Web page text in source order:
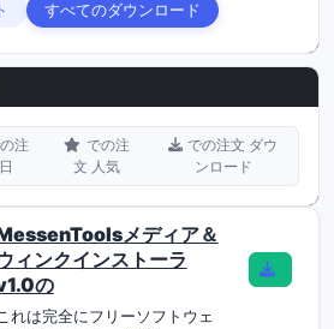
すべてのダウンロード
注
での注
文 人気
での注文 ダウ
ンロード
メディア＆
ィンクインストーラ
の
これは完全にフリーソフトウェ